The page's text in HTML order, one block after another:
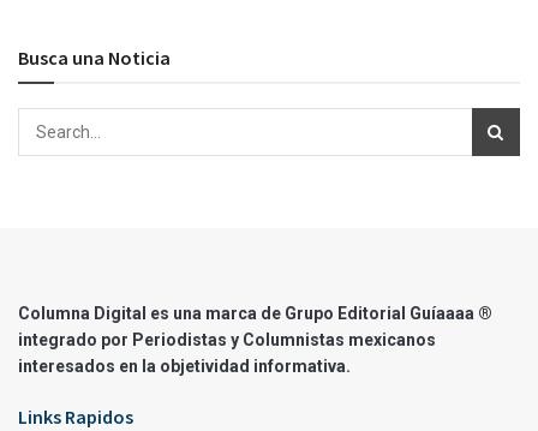
Busca una Noticia
Columna Digital es una marca de Grupo Editorial Guíaaaa ®
integrado por Periodistas y Columnistas mexicanos
interesados en la objetividad informativa.
Links Rapidos